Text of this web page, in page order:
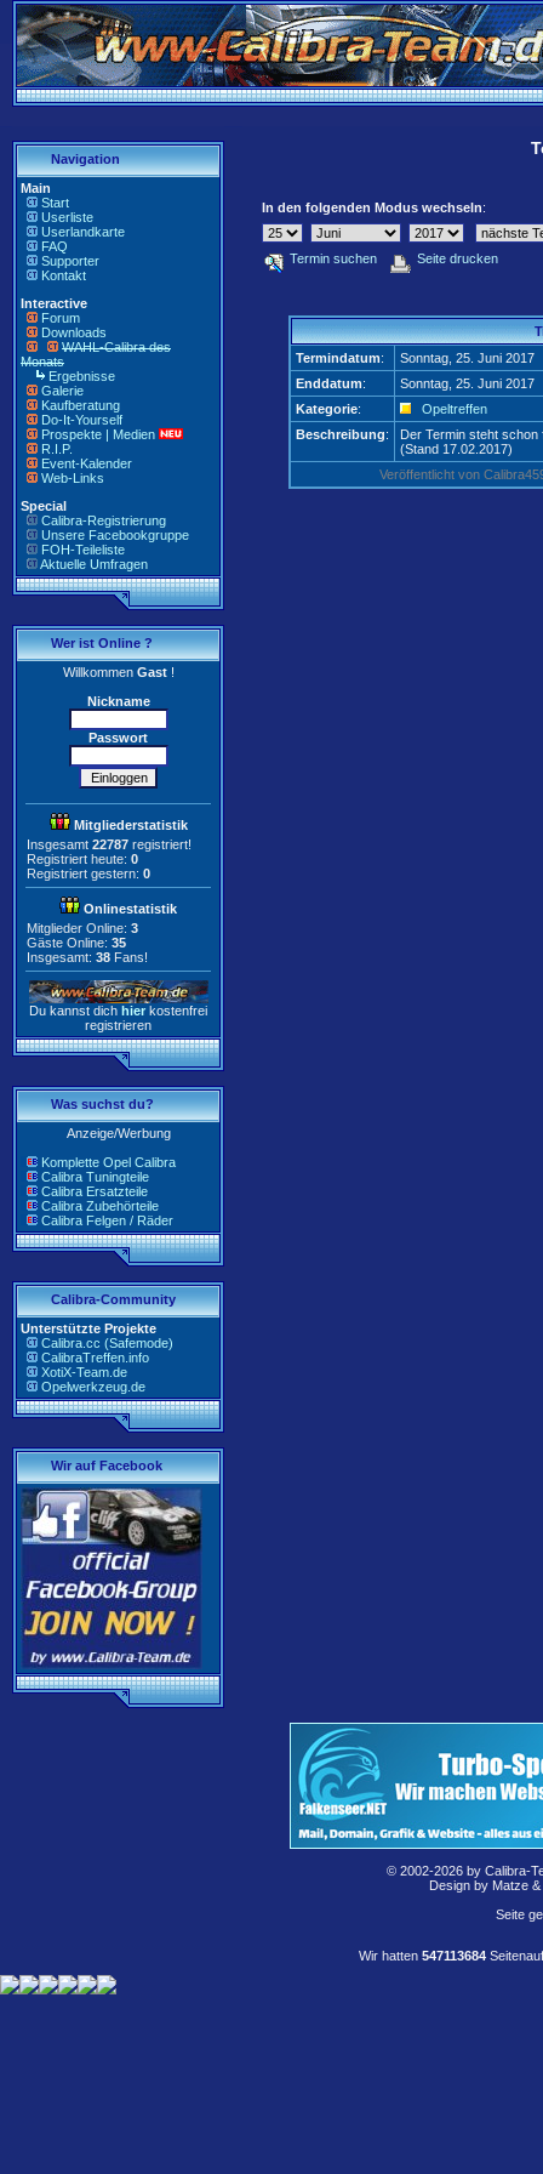
Navigation
Main
Start
Userliste
Userlandkarte
FAQ
Supporter
Kontakt
Interactive
Forum
Downloads
WAHL-Calibra des
Monats
Ergebnisse
Galerie
Kaufberatung
Do-It-Yourself
Prospekte | Medien
R.I.P.
Event-Kalender
Web-Links
Special
Calibra-Registrierung
Unsere Facebookgruppe
FOH-Teileliste
Aktuelle Umfragen
Wer ist Online ?
WillkommenGast!
Nickname
Passwort
Mitgliederstatistik
Insgesamt 22787 registriert!
Registriert heute: 0
Registriert gestern: 0
Onlinestatistik
Mitglieder Online: 3
Gäste Online: 35
Insgesamt: 38 Fans!
Du kannst dich hier kostenfrei
registrieren
Was suchst du?
Anzeige/Werbung
Komplette Opel Calibra
Calibra Tuningteile
Calibra Ersatzteile
Calibra Zubehörteile
Calibra Felgen / Räder
Calibra-Community
Unterstützte Projekte
Calibra.cc (Safemode)
CalibraTreffen.info
XotiX-Team.de
Opelwerkzeug.de
Wir auf Facebook
In den folgenden Modus wechseln:
Termin suchen Seite drucken
Termindatum:
Sonntag, 25. Juni 2017
Enddatum:
Sonntag, 25. Juni 2017
Kategorie:
Opeltreffen
Beschreibung:
Der Termin steht schon
(Stand 17.02.2017)
Veröffentlicht von
© 2002-2026 by Calibra-
Design by Matze
Seite
Wir hatten 547113684